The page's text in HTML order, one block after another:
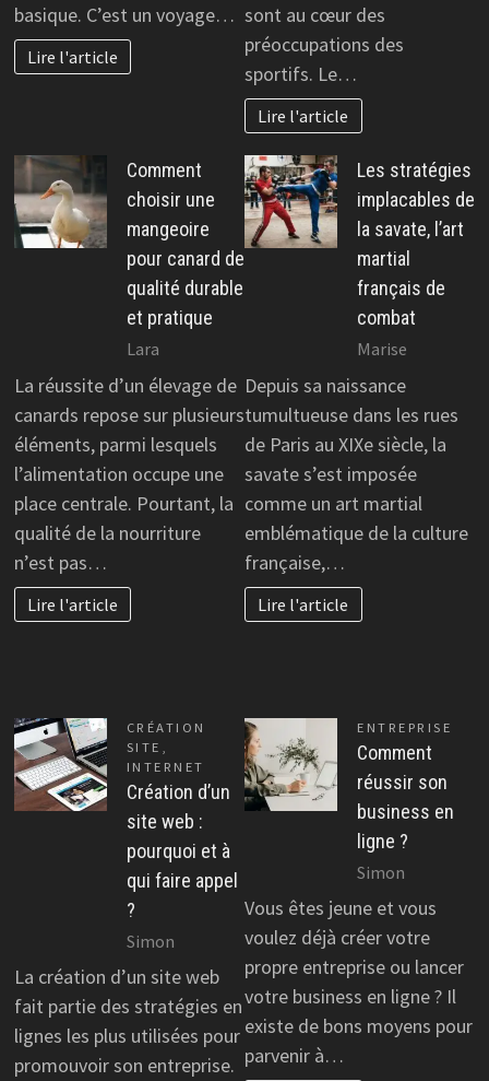
basique. C’est un voyage…
Lire l'article
sont au cœur des
préoccupations des
sportifs. Le…
Lire l'article
Comment
choisir une
mangeoire
pour canard de
qualité durable
et pratique
Lara
La réussite d’un élevage de
canards repose sur plusieurs
éléments, parmi lesquels
l’alimentation occupe une
place centrale. Pourtant, la
qualité de la nourriture
n’est pas…
Lire l'article
Les stratégies
implacables de
la savate, l’art
martial
français de
combat
Marise
Depuis sa naissance
tumultueuse dans les rues
de Paris au XIXe siècle, la
savate s’est imposée
comme un art martial
emblématique de la culture
française,…
Lire l'article
CRÉATION
SITE ,
INTERNET
Création d’un
site web :
pourquoi et à
qui faire appel
?
Simon
La création d’un site web
fait partie des stratégies en
lignes les plus utilisées pour
promouvoir son entreprise.
ENTREPRISE
Comment
réussir son
business en
ligne ?
Simon
Vous êtes jeune et vous
voulez déjà créer votre
propre entreprise ou lancer
votre business en ligne ? Il
existe de bons moyens pour
parvenir à…